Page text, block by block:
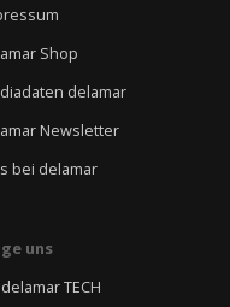
Shop
delamar
Newsletter
bei delamar
uns
TECH